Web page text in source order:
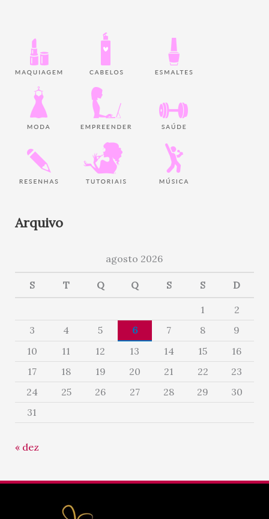
Arquivo
agosto 2026
S T Q Q S S D
1
2
3
4 5 6 7 8
9
10
11 12 13 14 15
16
17
18 19 20 21 22
23
24
25 26 27 28 29
30
31
« dez